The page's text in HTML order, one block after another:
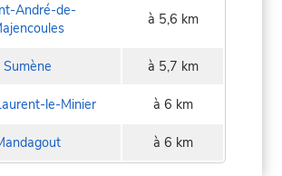
André-de-
à 5,6 km
Sumène à 5,7 km
le-Minier à 6 km
à 6 km